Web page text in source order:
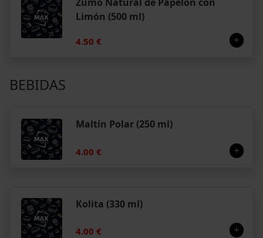
Limón (500 ml)
4.50 €
BEBIDAS
Maltín Polar (250 ml)
4.00 €
Kolita (330 ml)
4.00 €